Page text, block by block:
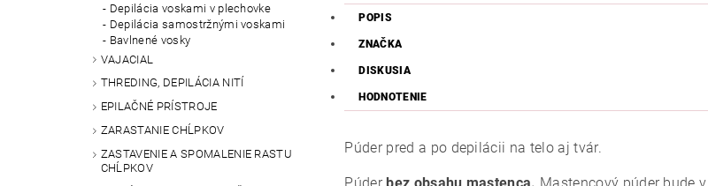
Depilácia voskami v plechovke
Depilácia samostržnými voskami
Bavlnené vosky
VAJACIAL
THREDING, DEPILÁCIA NITÍ
EPILAČNÉ PRÍSTROJE
ZARASTANIE CHĹPKOV
ZASTAVENIE A SPOMALENIE RASTU
CHĹPKOV
POPIS
ZNAČKA
DISKUSIA
HODNOTENIE
Púder pred a po depilácii na telo aj tvár.